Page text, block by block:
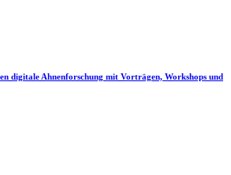
digitale Ahnenforschung mit Vorträgen, Workshops und